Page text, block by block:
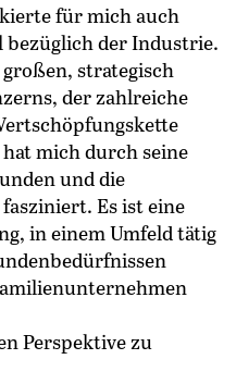
für mich auch
bezüglich der Industrie.
großen, strategisch
der zahlreiche
mich durch seine
und die
Es ist eine
in einem Umfeld tätig
Perspektive zu